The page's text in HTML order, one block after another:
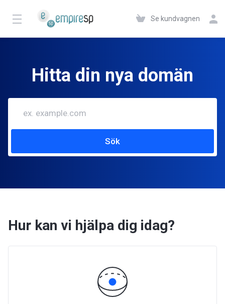
Se kundvagnen
Hitta din nya domän
Hur kan vi hjälpa dig idag?